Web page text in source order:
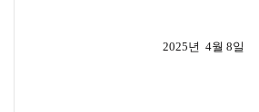
2025년 4월 8일